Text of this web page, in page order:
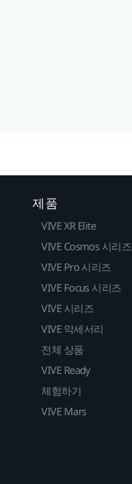
제품
VIVE XR Elite
VIVE Cosmos 시리즈
VIVE Pro 시리즈
VIVE Focus 시리즈
VIVE 시리즈
VIVE 악세서리
전체 상품
VIVE Ready
체험하기
VIVE Mars